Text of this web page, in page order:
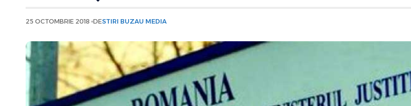
25 OCTOMBRIE 2018 DESTIRI BUZAU MEDIA